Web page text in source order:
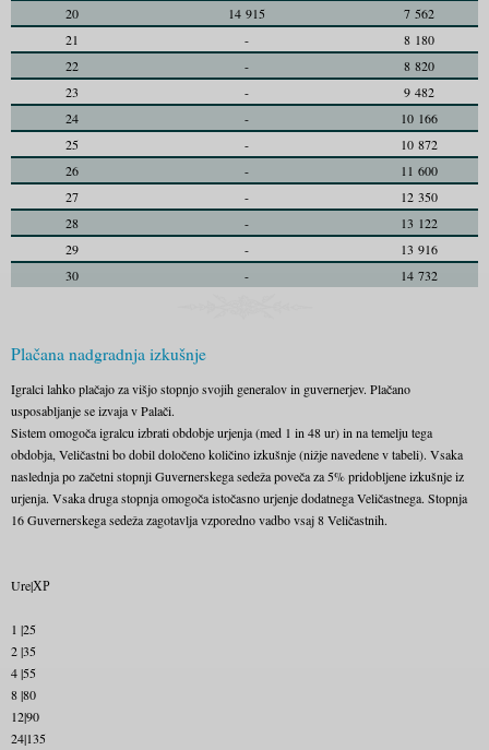
20
14 915
7 562
21
-
8 180
22
-
8 820
23
-
9 482
24
-
10 166
25
-
10 872
26
-
11 600
27
-
12 350
28
-
13 122
29
-
13 916
30
- 14 732
Plačana nadgradnja izkušnje
Igralci lahko plačajo za višjo stopnjo svojih generalov in guvernerjev. Plačano
usposabljanje se izvaja v Palači.
Sistem omogoča igralcu izbrati obdobje urjenja (med 1 in 48 ur) in na temelju tega
obdobja, Veličastni bo dobil določeno količino izkušnje (nižje navedene v tabeli). Vsaka
naslednja po začetni stopnji Guvernerskega sedeža poveča za 5% pridobljene izkušnje iz
urjenja. Vsaka druga stopnja omogoča istočasno urjenje dodatnega Veličastnega. Stopnja
16 Guvernerskega sedeža zagotavlja vzporedno vadbo vsaj 8 Veličastnih.
Ure|ХР
1 |25
2 |35
4 |55
8 |80
12|90
24|135